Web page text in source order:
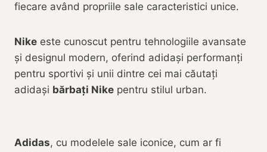
fiecare având propriile sale caracteristici unice.
Nike este cunoscut pentru tehnologiile avansate
și designul modern, oferind adidași performanți
pentru sportivi și unii dintre cei mai căutați
adidași bărbați Nike pentru stilul urban.
Adidas, cu modelele sale iconice, cum ar fi